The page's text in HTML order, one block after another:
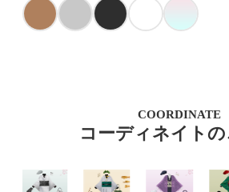
COORDINATE
コーディネイト